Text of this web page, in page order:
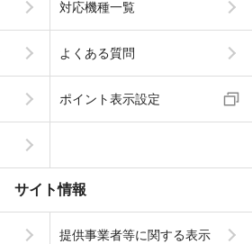
対応機種一覧
よくある質問
ポイント表示設定
サイト情報
提供事業者等に関する表示